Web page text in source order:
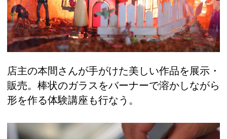
店主の本間さんが手がけた美しい作品を展示・
販売。棒状のガラスをバーナーで溶かしながら
形を作る体験講座も行なう。